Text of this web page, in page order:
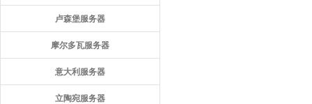
卢森堡服务器
摩尔多瓦服务器
意大利服务器
立陶宛服务器